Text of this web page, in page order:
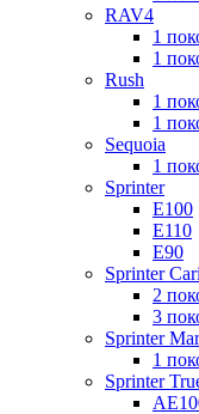
RAV4
1
1
Rush
1
1
Sequoia
1
Sprinter
E100
E110
E90
Sprinter
2
3
Sprinter
1
Sprinter